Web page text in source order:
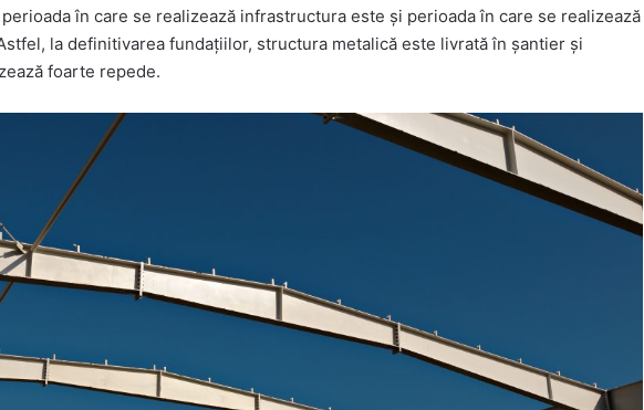
în care se realizează infrastructura este și perioada în care se realizează
la definitivarea fundațiilor, structura metalică este livrată în șantier și
foarte repede.